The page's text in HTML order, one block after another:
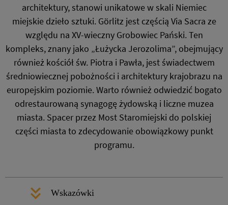
architektury, stanowi unikatowe w skali Niemiec
miejskie dzieło sztuki. Görlitz jest częścią Via Sacra ze
względu na XV-wieczny Grobowiec Pański. Ten
kompleks, znany jako „Łużycka Jerozolima”, obejmujący
również kościół św. Piotra i Pawła, jest świadectwem
średniowiecznej pobożności i architektury krajobrazu na
europejskim poziomie. Warto również odwiedzić bogato
odrestaurowaną synagogę żydowską i liczne muzea
miasta. Spacer przez Most Staromiejski do polskiej
części miasta to zdecydowanie obowiązkowy punkt
programu.
Wskazówki